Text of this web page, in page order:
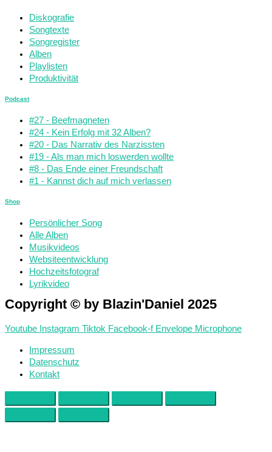
Diskografie
Songtexte
Songregister
Alben
Playlisten
Produktivität
Podcast
#27 - Beefmagneten
#24 - Kein Erfolg mit 32 Alben?
#20 - Das Narrativ des Narzissten
#19 - Als man mich loswerden wollte
#8 - Das Ende einer Freundschaft
#1 - Kannst dich auf mich verlassen
Shop
Persönlicher Song
Alle Alben
Musikvideos
Websiteentwicklung
Hochzeitsfotograf
Lyrikvideo
Copyright © by Blazin'Daniel 2025
Youtube Instagram Tiktok Facebook-f Envelope Microphone
Impressum
Datenschutz
Kontakt